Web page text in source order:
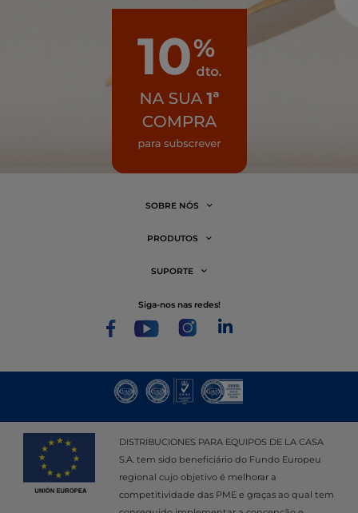
SOBRE NÓS
PRODUTOS
SUPORTE
siga-nos nas redes!
DISTRIBUCIONES PARA EQUIPOS DE LA CASA
S.A. tem sido beneficiário do Fundo Europeu
regional cujo objetivo é melhorar a
competitividade das PME e graças ao qual tem